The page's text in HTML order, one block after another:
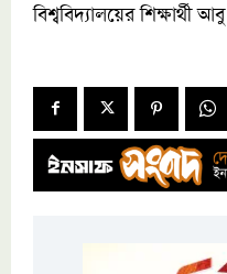
বিশ্ববিদ্যালয়ের শিক্ষার্থী